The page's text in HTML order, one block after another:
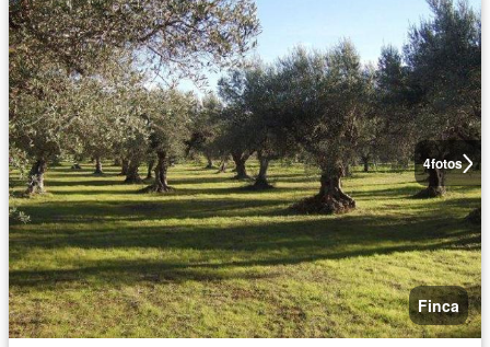
4fotos
Finca